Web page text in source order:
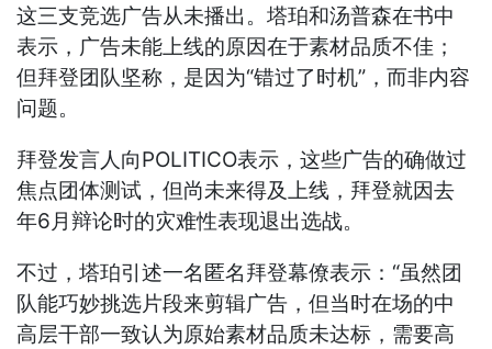
这三支竞选广告从未播出。塔珀和汤普森在书中
表示，广告未能上线的原因在于素材品质不佳；
但拜登团队坚称，是因为“错过了时机”，而非内容
问题。
拜登发言人向POLITICO表示，这些广告的确做过
焦点团体测试，但尚未来得及上线，拜登就因去
年6月辩论时的灾难性表现退出选战。
不过，塔珀引述一名匿名拜登幕僚表示：“虽然团
队能巧妙挑选片段来剪辑广告，但当时在场的中
高层干部一致认为原始素材品质未达标，需要高